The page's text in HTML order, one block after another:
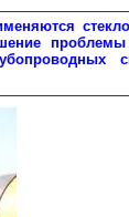
проблемы